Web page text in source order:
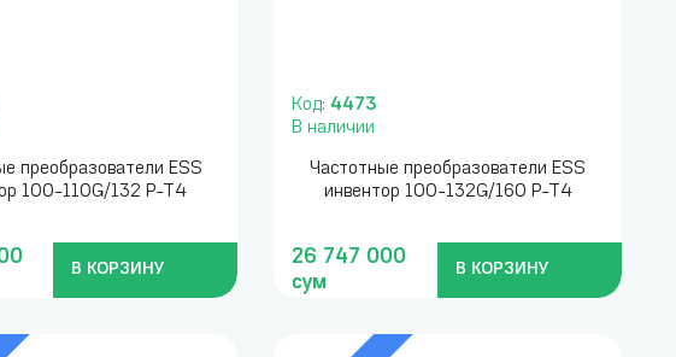
преобразователи ESS
100-110G/132 P-T4
В КОРЗИНУ
Код: 4473
В наличии
Частотные преобразователи ESS
инвентор 100-132G/160 P-T4
26 747 000
сум
В КОРЗИНУ